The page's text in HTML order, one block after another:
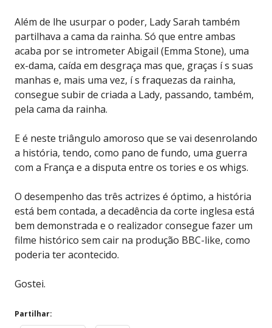
Além de lhe usurpar o poder, Lady Sarah também
partilhava a cama da rainha. Só que entre ambas
acaba por se intrometer Abigail (Emma Stone), uma
ex-dama, caída em desgraça mas que, graças í s suas
manhas e, mais uma vez, í s fraquezas da rainha,
consegue subir de criada a Lady, passando, também,
pela cama da rainha.
E é neste triângulo amoroso que se vai desenrolando
a história, tendo, como pano de fundo, uma guerra
com a França e a disputa entre os tories e os whigs.
O desempenho das três actrizes é óptimo, a história
está bem contada, a decadência da corte inglesa está
bem demonstrada e o realizador consegue fazer um
filme histórico sem cair na produção BBC-like, como
poderia ter acontecido.
Gostei.
Partilhar: